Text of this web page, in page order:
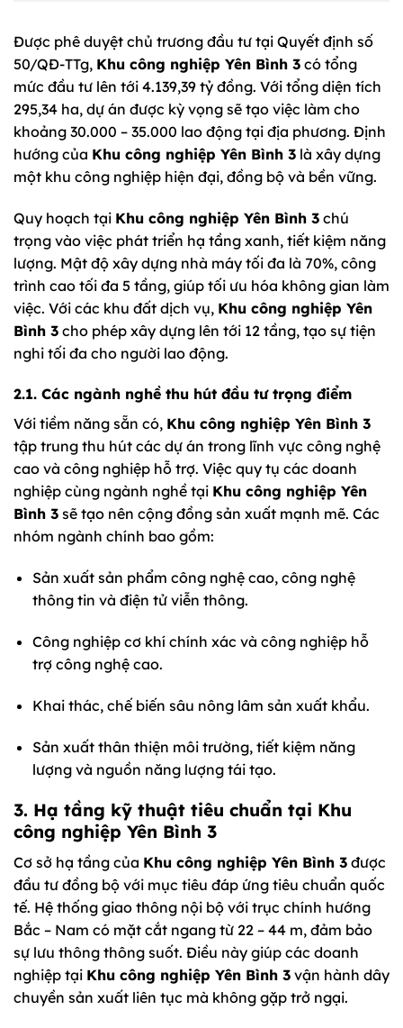
Được phê duyệt chủ trương đầu tư tại Quyết định số
50/QĐ-TTg, Khu công nghiệp Yên Bình 3 có tổng
mức đầu tư lên tới 4.139,39 tỷ đồng. Với tổng diện tích
295,34 ha, dự án được kỳ vọng sẽ tạo việc làm cho
khoảng 30.000 – 35.000 lao động tại địa phương. Định
hướng của Khu công nghiệp Yên Bình 3 là xây dựng
một khu công nghiệp hiện đại, đồng bộ và bền vững.
Quy hoạch tại Khu công nghiệp Yên Bình 3 chú
trọng vào việc phát triển hạ tầng xanh, tiết kiệm năng
lượng. Mật độ xây dựng nhà máy tối đa là 70%, công
trình cao tối đa 5 tầng, giúp tối ưu hóa không gian làm
việc. Với các khu đất dịch vụ, Khu công nghiệp Yên
Bình 3 cho phép xây dựng lên tới 12 tầng, tạo sự tiện
nghi tối đa cho người lao động.
2.1. Các ngành nghề thu hút đầu tư trọng điểm
Với tiềm năng sẵn có, Khu công nghiệp Yên Bình 3
tập trung thu hút các dự án trong lĩnh vực công nghệ
cao và công nghiệp hỗ trợ. Việc quy tụ các doanh
nghiệp cùng ngành nghề tại Khu công nghiệp Yên
Bình 3 sẽ tạo nên cộng đồng sản xuất mạnh mẽ. Các
nhóm ngành chính bao gồm:
Sản xuất sản phẩm công nghệ cao, công nghệ
thông tin và điện tử viễn thông.
Công nghiệp cơ khí chính xác và công nghiệp hỗ
trợ công nghệ cao.
Khai thác, chế biến sâu nông lâm sản xuất khẩu.
Sản xuất thân thiện môi trường, tiết kiệm năng
lượng và nguồn năng lượng tái tạo.
3. Hạ tầng kỹ thuật tiêu chuẩn tại Khu
công nghiệp Yên Bình 3
Cơ sở hạ tầng của Khu công nghiệp Yên Bình 3 được
đầu tư đồng bộ với mục tiêu đáp ứng tiêu chuẩn quốc
tế. Hệ thống giao thông nội bộ với trục chính hướng
Bắc – Nam có mặt cắt ngang từ 22 – 44 m, đảm bảo
sự lưu thông thông suốt. Điều này giúp các doanh
nghiệp tại Khu công nghiệp Yên Bình 3 vận hành dây
chuyền sản xuất liên tục mà không gặp trở ngại.